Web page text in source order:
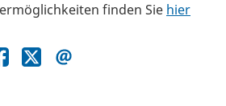
finden Sie hier
Teile
diese
Teile
diese